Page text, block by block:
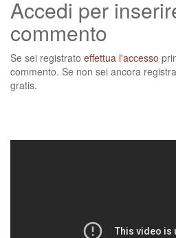
Accedi per
commento
Se sei registrato effettua l'accesso
commento. Se non sei ancora
gratis.